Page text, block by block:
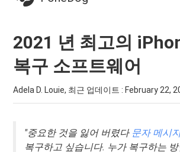
2021 년 최고의
복구 소프트웨어
Adela D. Louie, 최근 업데이트 : February 22,
"중요한 것을 잃어 버렸다 문자 메시
복구하고 싶습니다. 누가 복구하는